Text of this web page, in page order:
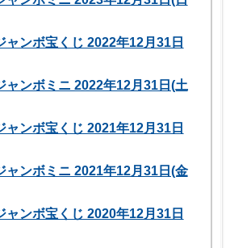
ャンボ宝くじ 2022年12月31日
ャンボミニ 2022年12月31日(土
ャンボ宝くじ 2021年12月31日
ャンボミニ 2021年12月31日(金
ャンボ宝くじ 2020年12月31日